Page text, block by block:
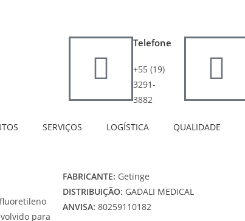
Telefone
+55 (19)
3291-
3882
SERVIÇOS LOGÍSTICA QUALIDADE
para
FABRICANTE: Getinge
DISTRIBUIÇÃO: GADALI MEDICAL
ANVISA: 80259110182